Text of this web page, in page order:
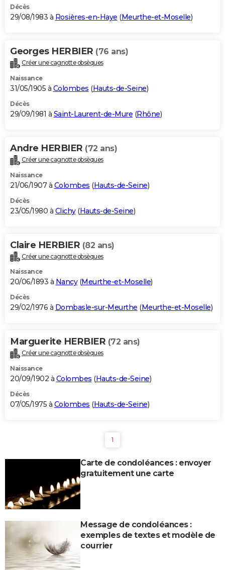
Décès
29/08/1983 à Rosières-en-Haye (Meurthe-et-Moselle)
Georges HERBIER (76 ans)
Créer une cagnotte obsèques
Naissance
31/05/1905 à Colombes (Hauts-de-Seine)
Décès
29/09/1981 à Saint-Laurent-de-Mure (Rhône)
Andre HERBIER (72 ans)
Créer une cagnotte obsèques
Naissance
21/06/1907 à Colombes (Hauts-de-Seine)
Décès
23/05/1980 à Clichy(Hauts-de-Seine)
Claire HERBIER (82 ans)
Créer une cagnotte obsèques
Naissance
20/06/1893 à Nancy(Meurthe-et-Moselle)
Décès
29/02/1976 à Dombasle-sur-Meurthe (Meurthe-et-Moselle)
Marguerite HERBIER (72 ans)
Créer une cagnotte obsèques
Naissance
20/09/1902 à Colombes (Hauts-de-Seine)
Décès
07/05/1975 à Colombes (Hauts-de-Seine)
1
Carte de condoléances : envoyer
gratuitement une carte
Message de condoléances :
exemples de textes et modèle de
courrier